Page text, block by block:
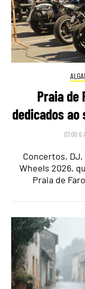
Praia de
dedicados
07:00 6
Concertos,
Wheels 2026,
Praia de